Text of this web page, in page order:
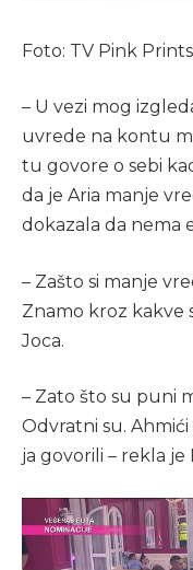
Foto: TV Pink
– U vezi mog
uvrede na kontu
tu govore o sebi
da je Aria manje
dokazala da nema
– Zašto si manje
Znamo kroz kakve
Joca.
– Zato što su puni
Odvratni su.
ja govorili – rekla je